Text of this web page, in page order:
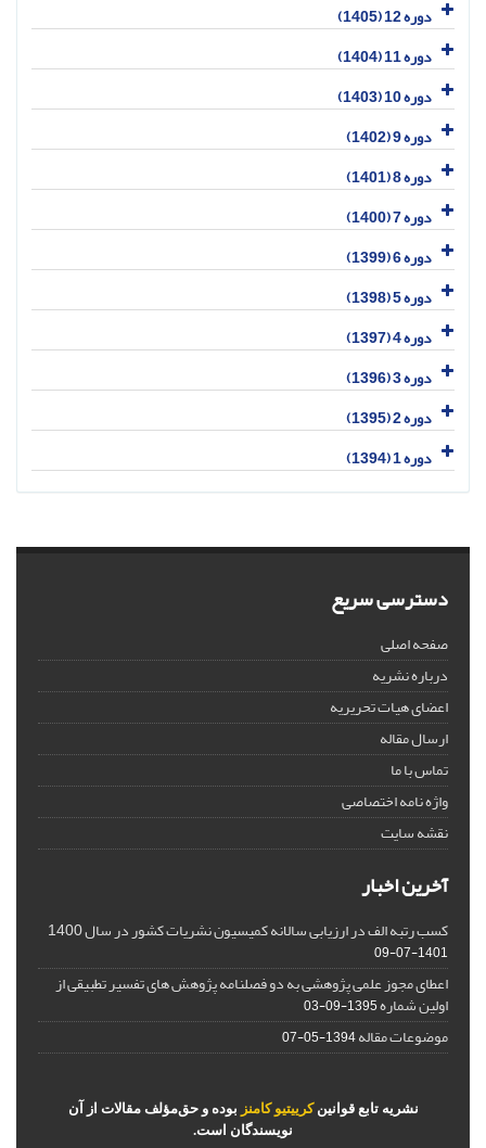
دوره 12 (1405)
دوره 11 (1404)
دوره 10 (1403)
دوره 9 (1402)
دوره 8 (1401)
دوره 7 (1400)
دوره 6 (1399)
دوره 5 (1398)
دوره 4 (1397)
دوره 3 (1396)
دوره 2 (1395)
دوره 1 (1394)
دسترسی سریع
صفحه اصلی
درباره نشریه
اعضای هیات تحریریه
ارسال مقاله
تماس با ما
واژه نامه اختصاصی
نقشه سایت
آخرین اخبار
کسب رتبه الف در ارزیابی سالانه کمیسیون نشریات کشور در سال 1400
1401-07-09
اعطای مجوز علمی پژوهشی به دو فصلنامه پژوهش های تفسیر تطبیقی از
اولین شماره1395-09-03
موضوعات مقاله1394-05-07
نشریه تابع قوانین کرییتیو کامنز بوده و حق‌مؤلف مقالات از آن
نویسندگان است.